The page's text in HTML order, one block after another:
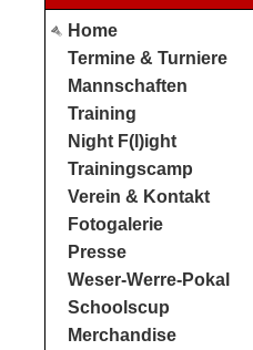
Home
Termine & Turniere
Mannschaften
Training
Night F(l)ight
Trainingscamp
Verein & Kontakt
Fotogalerie
Presse
Weser-Werre-Pokal
Schoolscup
Merchandise